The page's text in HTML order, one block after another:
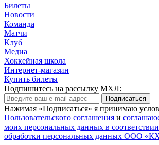
Билеты
Новости
Команда
Матчи
Клуб
Медиа
Хоккейная школа
Интернет-магазин
Купить билеты
Подпишитесь на рассылку МХЛ:
Подписаться
Нажимая «Подписаться» я принимаю
Пользовательского соглашения и
моих персональных данных в
обработки персональных данных ООО